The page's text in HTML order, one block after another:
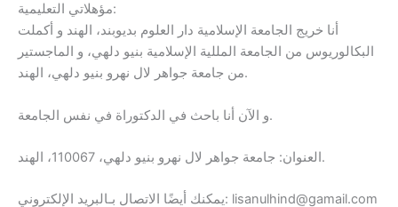
مؤهلاتي التعليمية:
أنا خريج الجامعة الإسلامية دار العلوم بديوبند، الهند و أكملت
البكالوريوس من الجامعة المللية الإسلامية بنيو دلهي، و الماجستير
من جامعة جواهر لال نهرو بنيو دلهي، الهند.
و الآن أنا باحث في الدكتوراة في نفس الجامعة.
العنوان: جامعة جواهر لال نهرو بنيو دلهي، 110067، الهند.
يمكنك أيضًا الاتصال بـالبريد الإلكتروني: lisanulhind@gamail.com